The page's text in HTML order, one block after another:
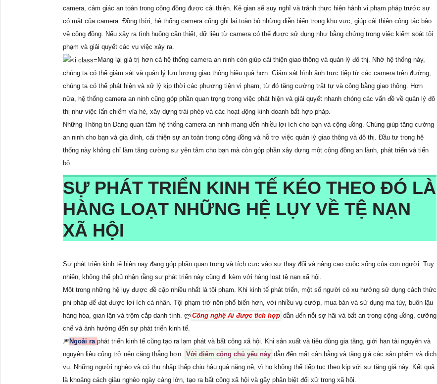
camera, cảm giác an toàn trong cộng đồng được cải thiện. Kẻ gian sẽ suy nghĩ và tránh thực hiện hành vi phạm pháp trước sự
có mặt của camera. Đồng thời, hệ thống camera cũng ghi lại toàn bộ những diễn biến trong khu vực, giúp cải thiện công tác bảo
vệ cộng đồng. Nếu xảy ra tình huống cần thiết, dữ liệu từ camera có thể được sử dụng như bằng chứng trong việc kiểm soát tội
phạm và giải quyết các vụ việc xảy ra.
Mang lại giá trị hơn cả hệ thống camera an ninh còn giúp cải thiện giao thông và quản lý đô thị. Nhờ hệ thống này,
chúng ta có thể giám sát và quản lý lưu lượng giao thông hiệu quả hơn. Giám sát hình ảnh trực tiếp từ các camera trên đường,
chúng ta có thể phát hiện và xử lý kịp thời các phương tiện vi phạm, từ đó tăng cường trật tự và công bằng giao thông. Hơn
nữa, hệ thống camera an ninh cũng góp phần quan trọng trong việc phát hiện và giải quyết nhanh chóng các vấn đề về quản lý đô
thị như việc lấn chiếm vỉa hè, xây dựng trái phép và các hoạt động kinh doanh bất hợp pháp.
Những Thông tin Đáng quan tâm hệ thống camera an ninh mang đến nhiều lợi ích cho bạn và cộng đồng. Chúng giúp tăng cường
an ninh cho bạn và gia đình, cải thiện sự an toàn trong cộng đồng và hỗ trợ việc quản lý giao thông và đô thị. Đầu tư trong hệ
thống này không chỉ làm tăng cường sự yên tâm cho bạn mà còn góp phần xây dựng một cộng đồng an lành, phát triển và tiến
bộ.
SỰ PHÁT TRIỂN KINH TẾ KÉO THEO ĐÓ LÀ
HÀNG LOẠT NHỮNG HỆ LỤY VỀ TỆ NẠN
XÃ HỘI
Sự phát triển kinh tế hiện nay đang góp phần quan trọng và tích cực vào sự thay đổi và nâng cao cuộc sống của con người. Tuy
nhiên, không thể phủ nhận rằng sự phát triển này cũng đi kèm với hàng loạt tệ nạn xã hội.
Một trong những hệ lụy được đề cập nhiều nhất là tội phạm. Khi kinh tế phát triển, một số người có xu hướng sử dụng cách thức
phi pháp để đạt được lợi ích cá nhân. Tội phạm trở nên phổ biến hơn, với nhiều vụ cướp, mua bán và sử dụng ma túy, buôn lậu
hàng hóa, gian lận và trộm cắp danh tính. ლCông nghệ Ai được tích hợp dẫn đến nỗi sợ hãi và bất an trong cộng đồng, cưỡng
chế và ảnh hưởng đến sự phát triển kinh tế.
🎆Ngoài ra phát triển kinh tế cũng tạo ra lạm phát và bất công xã hội. Khi sản xuất và tiêu dùng gia tăng, giới hạn tài nguyên và
nguyên liệu cũng trở nên căng thẳng hơn.
Với điểm cộng chủ yếu này dẫn đến mất cân bằng và tăng giá các sản phẩm và dịch
vụ. Những người nghèo và có thu nhập thấp chịu hậu quả nặng nề, vì họ không thể tiếp tục theo kịp với sự tăng giá này. Kết quả
là khoảng cách giàu nghèo ngày càng lớn, tạo ra bất công xã hội và gây phân biệt đối xử trong xã hội.